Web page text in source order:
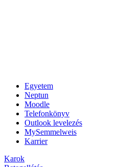
Egyetem
Neptun
Moodle
Telefonkönyv
Outlook levelezés
MySemmelweis
Karrier
Karok